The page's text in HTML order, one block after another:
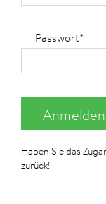
Passwort*
Anmelden
Haben Sie das
zurück!